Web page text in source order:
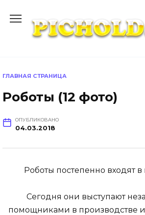
содержанию
ГЛАВНАЯ СТРАНИЦА
Роботы (12 фото)
ОПУБЛИКОВАНО
04.03.2018
Роботы постепенно входят
Сегодня они выступают
помощниками в производстве